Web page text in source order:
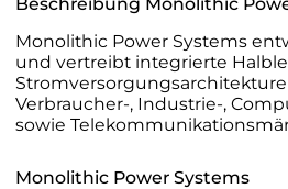
Monolithic Power Systems
und vertreibt integrierte
Verbraucher-, Industrie-,
sowie
Monolithic Power Systems